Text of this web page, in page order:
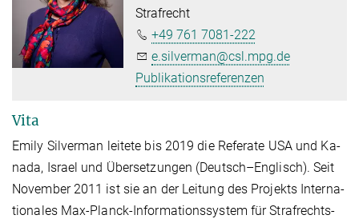
Strafrecht
+49 761 7081-222
e.silverman@csl.mpg.de
Publikationsreferenzen
Vita
Emi­ly Sil­ver­man lei­te­te bis 2019 die Re­fe­ra­te USA und Ka­
na­da, Is­rael und Über­set­zun­gen (Deutsch–Eng­lisch). Seit
Novem­ber 2011 ist sie an der Lei­tung des Pro­jekts In­ter­na­
tio­na­les Max-Planck-In­for­ma­ti­ons­sys­tem für Straf­rechts­­